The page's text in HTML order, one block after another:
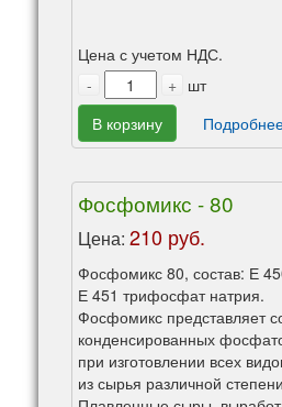
Цена с учетом НДС.
-
+ шт
В корзину
Фосфомикс - 80
Цена: 210 руб.
Фосфомикс 80, состав: Е
Е 451 трифосфат натрия.
Фосфомикс представляет
конденсированных
при изготовлении всех
из сырья различной